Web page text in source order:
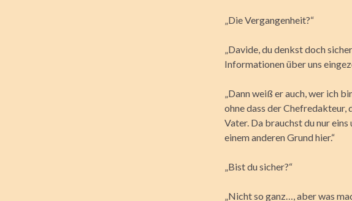
„Die Vergangenheit?“
„Davide, du denkst doch
Informationen über uns
„Dann weiß er auch, wer ich
ohne dass der Chefredakteur,
Vater. Da brauchst du nur
einem anderen Grund hier.“
„Bist du sicher?“
„Nicht so ganz…, aber was